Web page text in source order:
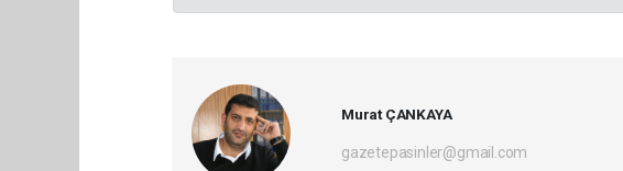
Murat ÇANKAYA
gazetepasinler@gmail.com